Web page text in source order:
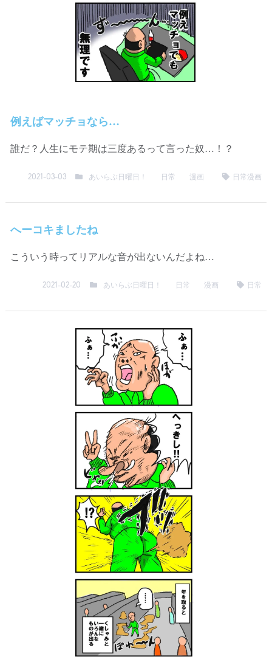
例えばマッチョなら…
誰だ？人生にモテ期は三度あるって言った奴…！？
2021-03-03 あいらぶ日曜日！ 日常 漫画 日常漫画
へーコキましたね
こういう時ってリアルな音が出ないんだよね…
2021-02-20 あいらぶ日曜日！ 日常 漫画 日常